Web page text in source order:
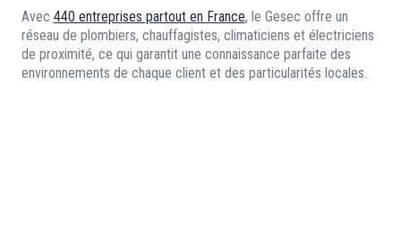
Avec 440 entreprises partout en France, le Gesec offre un
réseau de plombiers, chauffagistes, climaticiens et électriciens
de proximité, ce qui garantit une connaissance parfaite des
environnements de chaque client et des particularités locales.